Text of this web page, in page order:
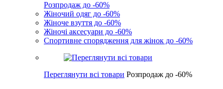
Розпродаж до -60%
Жіночий одяг до -60%
Жіноче взуття до -60%
Жіночі аксесуари до -60%
Спортивне спорядження для жінок до -60%
Переглянути всі товари Розпродаж до -60%